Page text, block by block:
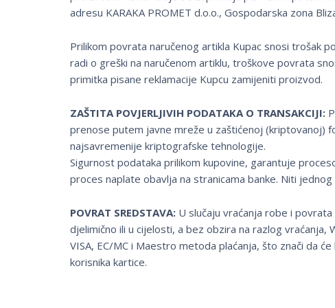
adresu KARAKA PROMET d.o.o., Gospodarska zona
Prilikom povrata naručenog artikla Kupac snosi trošak
radi o greški na naručenom artiklu, troškove povrata
primitka pisane reklamacije Kupcu zamijeniti proizvod.
ZAŠTITA POVJERLJIVIH PODATAKA O TRANSAKCIJI:
prenose putem javne mreže u zaštićenoj (kriptovanoj)
najsavremenije kriptografske tehnologije.
Sigurnost podataka prilikom kupovine, garantuje
proces naplate obavlja na stranicama banke. Niti
POVRAT SREDSTAVA: U slučaju vraćanja robe i
djelimično ili u cijelosti, a bez obzira na razlog vraćanja,
VISA, EC/MC i Maestro metoda plaćanja, što znači da
korisnika kartice.